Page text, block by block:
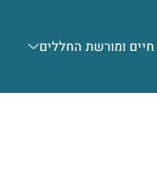
חיים ומורשת החללים